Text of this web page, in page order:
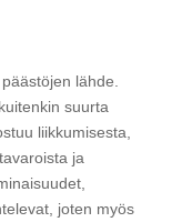
lähde.
suurta
liikkumisesta,
ja
joten myös